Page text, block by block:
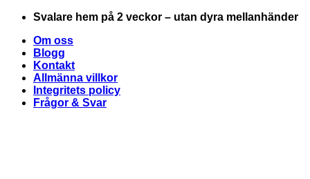
Skip
content
Svalare hem på 2 veckor – utan dyra mellanhänder
Om oss
Blogg
Kontakt
Allmänna villkor
Integritets policy
Frågor & Svar